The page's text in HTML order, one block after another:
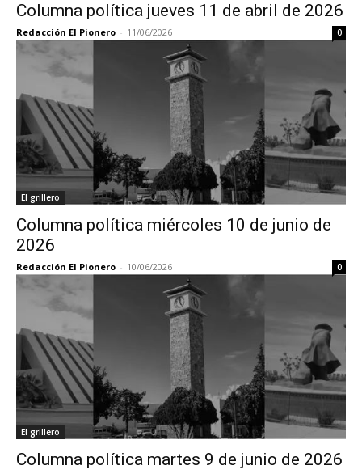
Columna política jueves 11 de abril de 2026
Redacción El Pionero - 11/06/2026 0
El grillero
Columna política miércoles 10 de junio de
2026
Redacción El Pionero - 10/06/2026 0
El grillero
Columna política martes 9 de junio de 2026